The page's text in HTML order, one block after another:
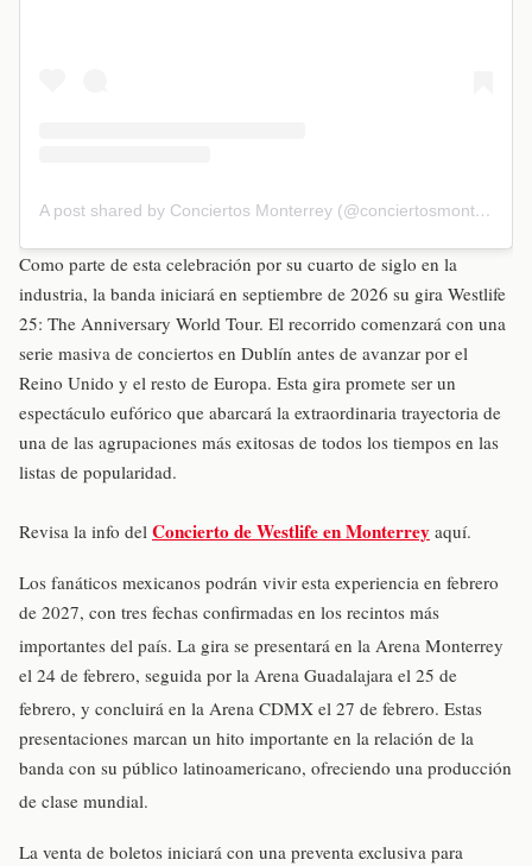
A post shared by Conciertos Monterrey (@conciertosmonterreyok)
Como parte de esta celebración por su cuarto de siglo en la
industria, la banda iniciará en septiembre de 2026 su gira Westlife
25: The Anniversary World Tour. El recorrido comenzará con una
serie masiva de conciertos en Dublín antes de avanzar por el
Reino Unido y el resto de Europa. Esta gira promete ser un
espectáculo eufórico que abarcará la extraordinaria trayectoria de
una de las agrupaciones más exitosas de todos los tiempos en las
listas de popularidad.
Revisa la info del Concierto de Westlife en Monterrey aquí.
Los fanáticos mexicanos podrán vivir esta experiencia en febrero
de 2027, con tres fechas confirmadas en los recintos más
importantes del país. La gira se presentará en la Arena Monterrey
el 24 de febrero, seguida por la Arena Guadalajara el 25 de
febrero, y concluirá en la Arena CDMX el 27 de febrero. Estas
presentaciones marcan un hito importante en la relación de la
banda con su público latinoamericano, ofreciendo una producción
de clase mundial.
La venta de boletos iniciará con una preventa exclusiva para